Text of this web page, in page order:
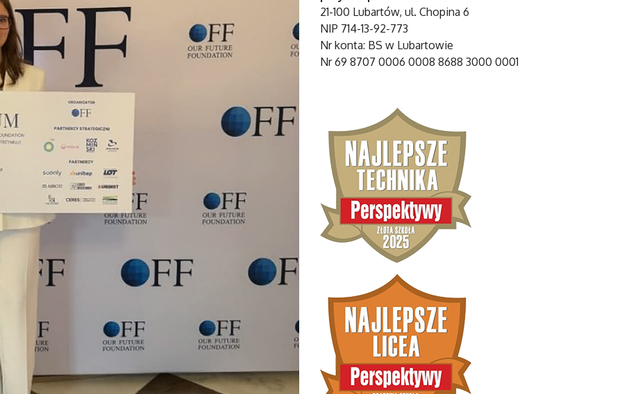
21-100 Lubartów, ul. Chopina 6
NIP 714-13-92-773
Nr konta: BS w Lubartowie
Nr 69 8707 0006 0008 8688 3000 0001